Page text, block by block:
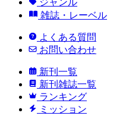
ジャンル
雑誌・レーベル
よくある質問
お問い合わせ
新刊一覧
新刊雑誌一覧
ランキング
ミッション